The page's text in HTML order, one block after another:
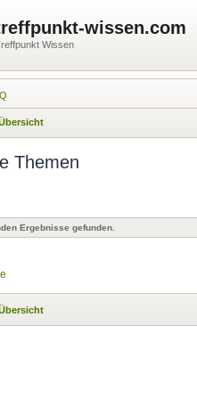
wissen.com
Wissen
Themen
Ergebnisse gefunden.